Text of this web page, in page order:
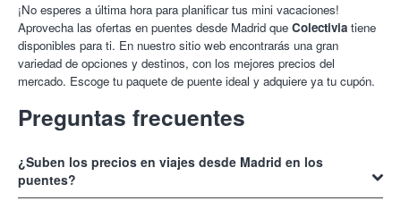
¡No esperes a última hora para planificar tus mini vacaciones!
Aprovecha las ofertas en puentes desde Madrid que Colectivia tiene
disponibles para ti. En nuestro sitio web encontrarás una gran
variedad de opciones y destinos, con los mejores precios del
mercado. Escoge tu paquete de puente ideal y adquiere ya tu cupón.
Preguntas frecuentes
¿Suben los precios en viajes desde Madrid en los
puentes?